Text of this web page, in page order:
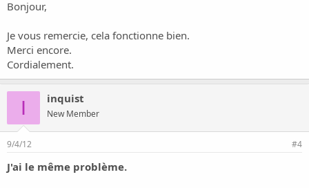
Bonjour,
Je vous remercie, cela fonctionne bien.
Merci encore.
Cordialement.
I inquist
New Member
9/4/12 #4
J'ai le même problème.